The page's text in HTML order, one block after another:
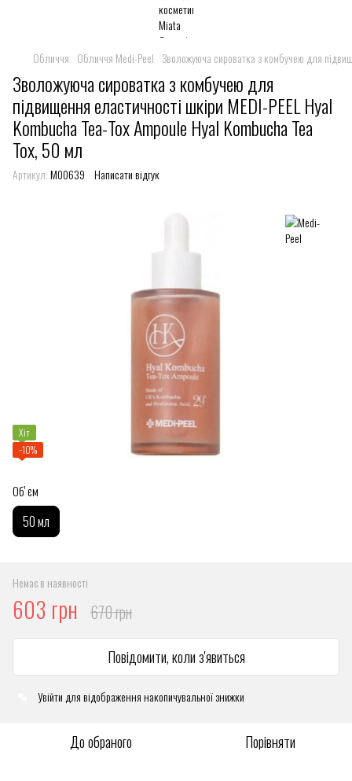
Обличчя Обличчя Medi-Peel Зволожуюча сироватка з комбучею для
Зволожуюча сироватка з комбучею для
підвищення еластичності шкіри MEDI-PEEL Hyal
Kombucha Tea-Tox Ampoule Hyal Kombucha Tea
Tox, 50 мл
Артикул:M00639 Написати відгук
Хіт
−10%
Обʼєм
50 мл
Немає в наявності
603 грн 670 грн
Повідомити, коли з'явиться
Увійти для відображення накопичувальної знижки
До обраного Порівняти